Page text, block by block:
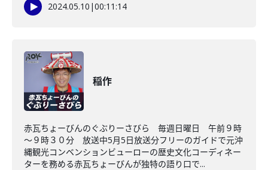
2024.05.10 |00:11:14
稲作
赤瓦ちょーびんのぐぶりーさびら 毎週日曜日 午前９時
～９時３０分 放送中5月5日放送分フリーのガイドで元沖
縄観光コンベンションビューローの歴史文化コーディネー
ターを務める赤瓦ちょーびんが独特の語り口で...